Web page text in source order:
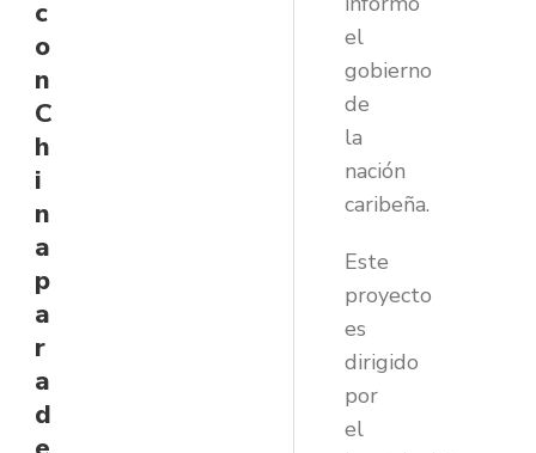
c
o
n
C
h
i
n
a
p
a
r
a
d
el
gobierno
de
la
nación
caribeña.
Este
proyecto
es
dirigido
por
el